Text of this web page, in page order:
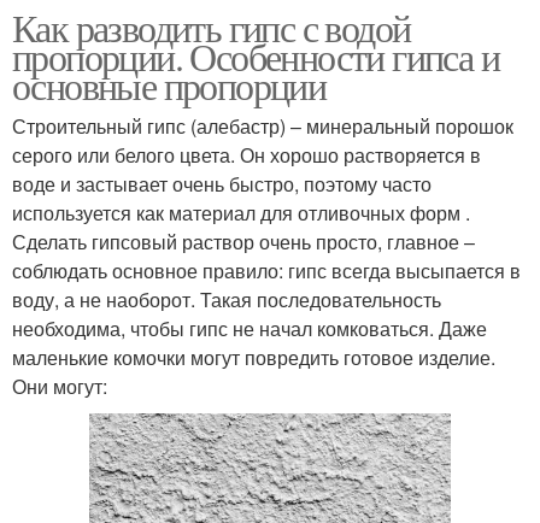
Как разводить гипс с водой
пропорции. Особенности гипса и
основные пропорции
Строительный гипс (алебастр) – минеральный порошок
серого или белого цвета. Он хорошо растворяется в
воде и застывает очень быстро, поэтому часто
используется как материал для отливочных форм .
Сделать гипсовый раствор очень просто, главное –
соблюдать основное правило: гипс всегда высыпается в
воду, а не наоборот. Такая последовательность
необходима, чтобы гипс не начал комковаться. Даже
маленькие комочки могут повредить готовое изделие.
Они могут: